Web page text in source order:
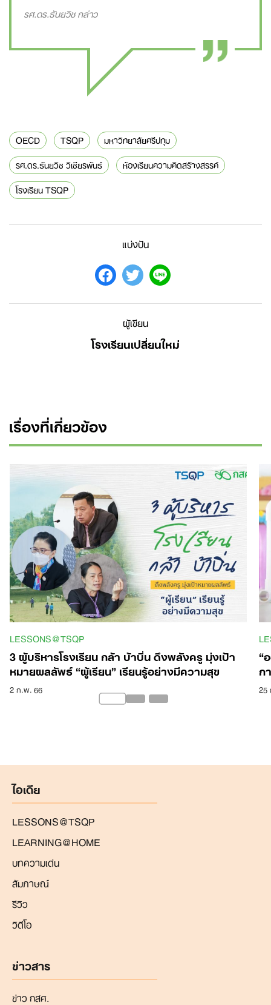
รศ.ดร.ธันยวิช กล่าว
OECD TSQP
มหาวิทยาลัยศรีปทุม
รศ.ดร.ธันยวิช วิเชียรพันธ์
ห้องเรียนความคิดสร้างสรรค์
โรงเรียน TSQP
แบ่งปัน
ผู้เขียน
โรงเรียนเปลี่ยนใหม่
เรื่องที่เกี่ยวข้อง
LESSONS@TSQP
3 ผู้บริหารโรงเรียน กล้า บ้าบิ่น ดึงพลังครู มุ่งเป้า
หมายผลลัพธ์ “ผู้เรียน” เรียนรู้อย่างมีความสุข
2 ก.พ. 66
“
ก
25
ไอเดีย
LESSONS@TSQP
LEARNING@HOME
บทความเด่น
สัมภาษณ์
รีวิว
วิดีโอ
ข่าวสาร
ข่าว กสศ.